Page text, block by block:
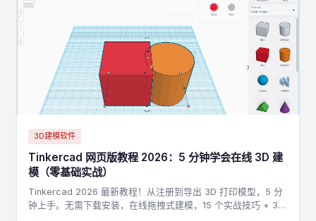
3D建模软件
Tinkercad 网页版教程 2026：5 分钟学会在线 3D 建
模（零基础实战）
Tinkercad 2026 最新教程！从注册到导出 3D 打印模型，5 分
钟上手。无需下载安装，在线拖拽式建模，15 个实战技巧 + 3